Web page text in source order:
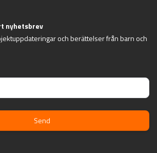
nyhetsbrev
och berättelser från barn och
Send